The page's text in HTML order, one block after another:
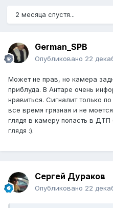
2 месяца спустя...
German_SPB
Опубликовано 22
Может не прав, но камера
приблуда. В Антаре очень
нравиться. Сигналит только
все время грязная и не
глядя в камеру попасть в
глядя :).
Сергей Дураков
Опубликовано 22